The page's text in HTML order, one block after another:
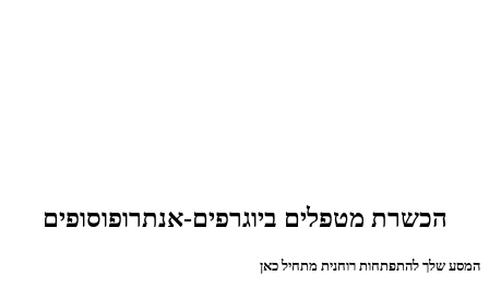
הכשרת מטפלים ביוגרפים-אנתרופוסופים
המסע שלך להתפתחות רוחנית מתחיל כאן